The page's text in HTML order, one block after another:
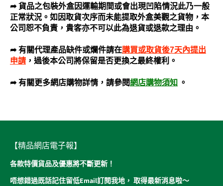
➦ 貨品之包裝外盒因運輸期間或會出現凹陷情況此乃一般
正常狀況。如因取貨次序而未能提取外盒美觀之貨物，本
公司恕不負責，貴客亦不可以此為退貨或退款之理由。
➦ 有關代理產品缺件或爛件請在購買或取貨後7天內提出
申請 ，過後本公司將保留是否更換之最終權利。
➦ 有關更多網店購物詳情，請參閱網店購物須知 。
【精品網店電子報】
各款特價貨品及優惠將不斷更新！
唔想錯過既話記住留低Email訂閱我地， 取得最新消息啦～